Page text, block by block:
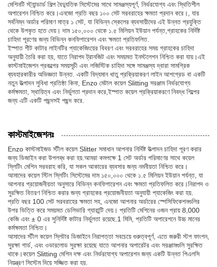
মেশিনটি স্ট্যান্ডার্ড শিল্প বৈদ্যুতিক সিস্টেমের সাথে সামঞ্জস্যপূর্ণ, নির্ভরযোগ্য এবং স্থিতিশীল
অপারেশন নিশ্চিত করে।এনজো প্রতি বছর ১০০ সেট সরবরাহের ক্ষমতা প্রদান করে।, যার
সর্বনিম্ন অর্ডার পরিমাণ মাত্র ১ সেট, যা বিভিন্ন স্কেলের ব্যবসায়ীদের এই উন্নত প্রযুক্তি
থেকে উপকৃত হতে দেয়। দাম ১৫০,০০০ থেকে ১.৫ মিলিয়ন ইউয়ান পর্যন্ত,গ্রাহকের নির্দিষ্ট
চাহিদা পূরণের জন্য বিভিন্ন কনফিগারেশন এবং ক্ষমতা প্রতিফলিত.
ইস্পাত শীট কাটার লাইনটির প্যাকেজিংয়ের বিবরণ এবং সরবরাহের সময় গ্রাহকের চাহিদা
অনুযায়ী তৈরি করা হয়, যাতে নিরাপদ ট্রানজিট এবং সময়মত ইনস্টলেশন নিশ্চিত করা যায়।এই
কাস্টমাইজেশন প্রকল্পের সময়সূচী এবং লজিস্টিক চাহিদা সঙ্গে সামঞ্জস্য দ্বারা সামগ্রিক
ব্যবহারকারীর অভিজ্ঞতা উন্নত. একটি বিদ্যমান ধাতু প্রক্রিয়াকরণ লাইন আপগ্রেড বা একটি
নতুন উত্পাদন সুবিধা প্রতিষ্ঠা কিনা, Enzo মেটাল কয়েল Slitting সরঞ্জাম নির্ভরযোগ্য
কর্মক্ষমতা, স্থায়িত্ব এবং নির্ভুলতা প্রদান করে,ইস্পাত কয়েল প্রক্রিয়াকরণে নিবদ্ধ শিল্পের
জন্য এটি একটি পছন্দসই পছন্দ করে.
কাস্টমাইজেশনঃ
Enzo কাস্টমাইজড স্টীল কয়েল Slitter সমাধান আপনার নির্দিষ্ট উত্পাদন চাহিদা পূরণ করার
জন্য ডিজাইন করা উপলব্ধ করা হয়.আমরা কমপক্ষে 1 সেট অর্ডার পরিমাণের সাথে কয়েল
স্লিটিং মেশিন সরবরাহ করি, যা সকল আকারের ব্যবসার জন্য নমনীয়তা নিশ্চিত করে।
আমাদের কয়েল স্টিল স্লিটিং সিস্টেমের দাম ১৫০,০০০ থেকে ১.৫ মিলিয়ন ইউয়ান পর্যন্ত, যা
আপনার প্রয়োজনীয়তা অনুসারে বিভিন্ন কনফিগারেশন এবং ক্ষমতা প্রতিফলিত করে।নিরাপদ ও
সুরক্ষিত বিতরণ নিশ্চিত করার জন্য গ্রাহকের প্রয়োজনীয়তা অনুযায়ী প্যাকেজিং করা হয়.
প্রতি বছর 100 সেট সরবরাহের ক্ষমতা সহ, এনজো আপনার অর্ডারের স্পেসিফিকেশনগুলির
উপর ভিত্তি করে সময়মত ডেলিভারি গ্যারান্টি দেয়। প্রতিটি মেশিনের ওজন প্রায় 8,000
কেজি এবং ± 0 এর সুনির্দিষ্ট কাটার নির্ভুলতা রয়েছে.1 মিমি, প্রতিটি অপারেশনে উচ্চ মানের
কর্মক্ষমতা নিশ্চিত।
আমাদের স্টীল কয়েল স্লিটার ডিজাইনে নিরাপত্তা সবচেয়ে গুরুত্বপূর্ণ, এতে জরুরী স্টপ ফাংশন,
সুরক্ষা গার্ড, এবং ওভারলোড সুরক্ষা রয়েছে যাতে আপনার অপারেটর এবং সরঞ্জামগুলি সুরক্ষিত
থাকে।কয়েল Slitting মেশিন দক্ষ এবং নির্ভরযোগ্য অপারেশন জন্য একটি উন্নত পিএলসি
নিয়ন্ত্রণ সিস্টেম দিয়ে সজ্জিত করা হয়.